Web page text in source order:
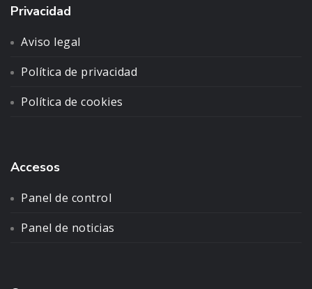
Privacidad
Aviso legal
Política de privacidad
Política de cookies
Accesos
Panel de control
Panel de noticias